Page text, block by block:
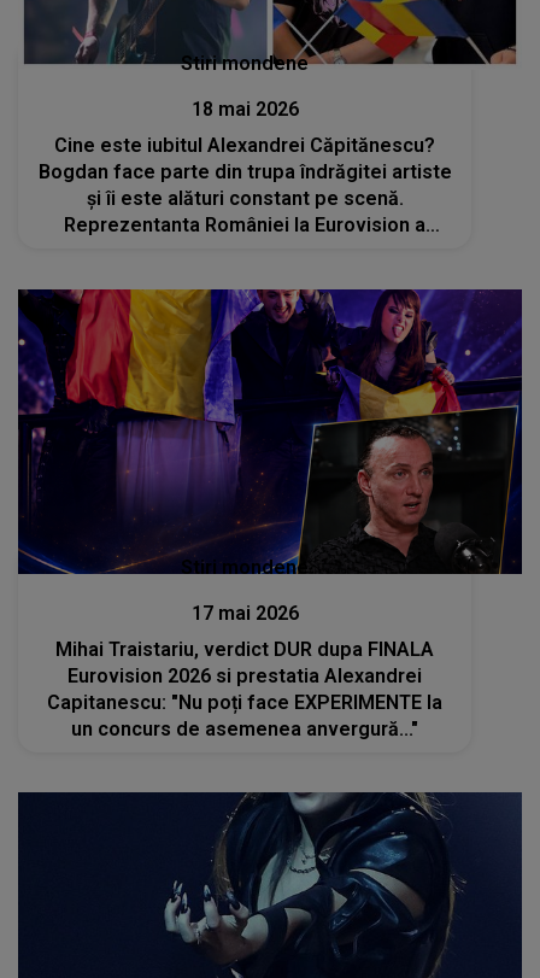
Stiri mondene
18 mai 2026
Cine este iubitul Alexandrei Căpitănescu?
Bogdan face parte din trupa îndrăgitei artiste
și îi este alături constant pe scenă.
Reprezentanta României la Eurovision a
Stiri mondene
17 mai 2026
Mihai Traistariu, verdict DUR dupa FINALA
Eurovision 2026 si prestatia Alexandrei
Capitanescu: "Nu poți face EXPERIMENTE la
un concurs de asemenea anvergură..."